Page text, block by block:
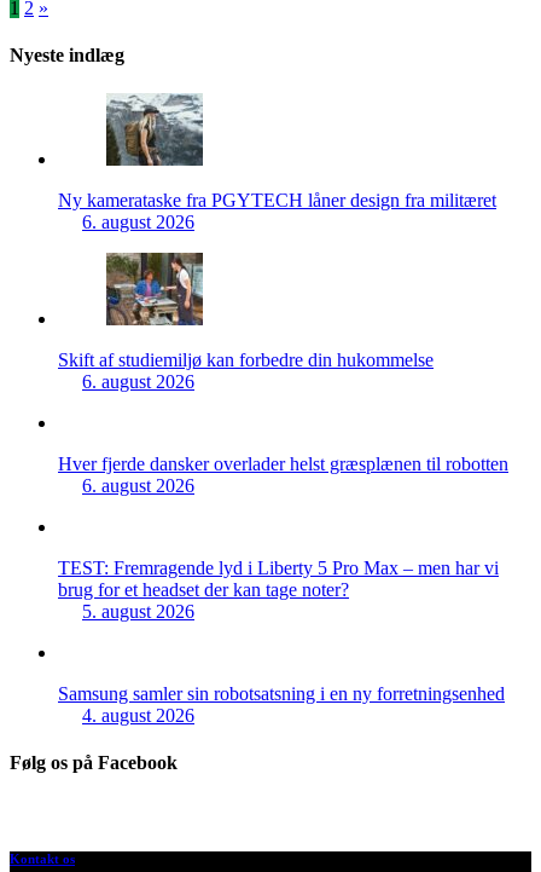
Indlægsinddeling
1 2 »
Nyeste indlæg
Ny kamerataske fra PGYTECH låner design fra militæret
6. august 2026
Skift af studiemiljø kan forbedre din hukommelse
6. august 2026
Hver fjerde dansker overlader helst græsplænen til robotten
6. august 2026
TEST: Fremragende lyd i Liberty 5 Pro Max – men har vi
brug for et headset der kan tage noter?
5. august 2026
Samsung samler sin robotsatsning i en ny forretningsenhed
4. august 2026
Følg os på Facebook
Kontakt os